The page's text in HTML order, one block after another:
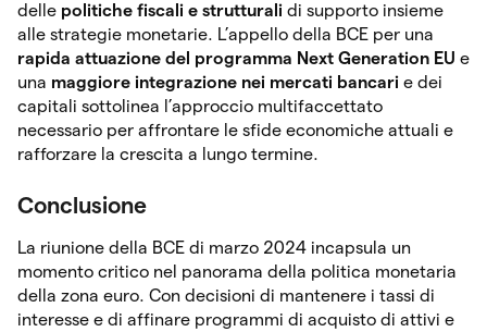
delle politiche fiscali e strutturali di supporto insieme
alle strategie monetarie. L’appello della BCE per una
rapida attuazione del programma Next Generation EU e
una maggiore integrazione nei mercati bancari e dei
capitali sottolinea l’approccio multifaccettato
necessario per affrontare le sfide economiche attuali e
rafforzare la crescita a lungo termine.
Conclusione
La riunione della BCE di marzo 2024 incapsula un
momento critico nel panorama della politica monetaria
della zona euro. Con decisioni di mantenere i tassi di
interesse e di affinare programmi di acquisto di attivi e